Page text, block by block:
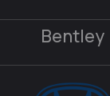
Bentley